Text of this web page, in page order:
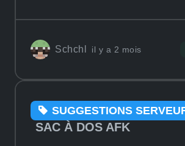
Schchl il y a 2 mois
SUGGESTIONS
SAC À DOS AFK